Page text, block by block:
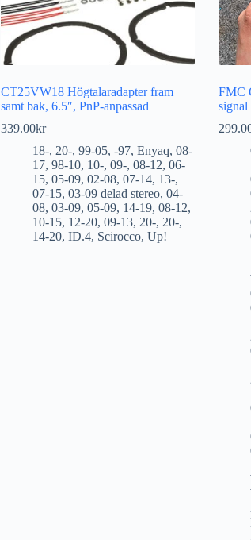
CT25VW18 Högtalaradapter fram
samt bak, 6.5″, PnP-anpassad
339.00kr
18-, 20-, 99-05, -97, Enyaq, 08-
17, 98-10, 10-, 09-, 08-12, 06-
15, 05-09, 02-08, 07-14, 13-,
07-15, 03-09 delad stereo, 04-
08, 03-09, 05-09, 14-19, 08-12,
10-15, 12-20, 09-13, 20-, 20-,
14-20, ID.4, Scirocco, Up!
FMC
signal